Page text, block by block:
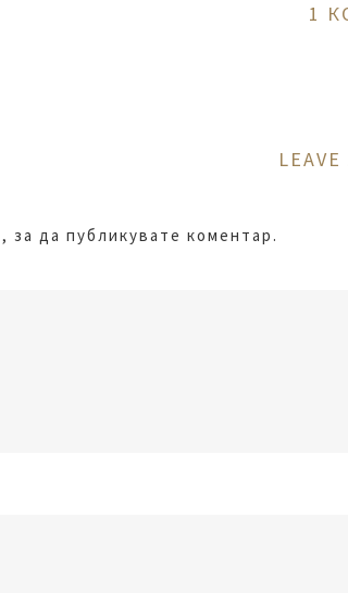
1
, за да публикувате коментар.